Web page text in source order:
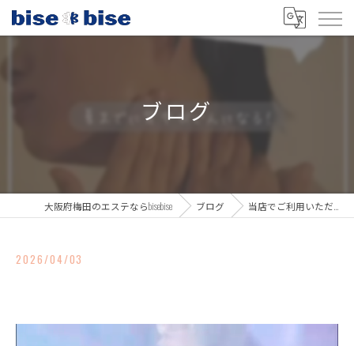
ブログ
大阪府梅田のエステならbisebise ブログ 当店でご利用いただ…
2026/04/03